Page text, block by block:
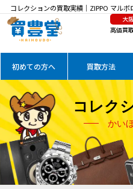
コレクションの買取実績｜ZIPPO マルボ
大
高価買
初めての方へ 買取方法
コレク
かい